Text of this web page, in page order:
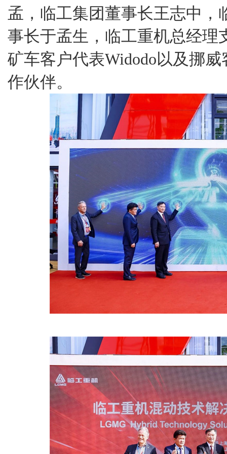
孟，临工集团董事长王志中，
事长于孟生，临工重机总经理
矿车客户代表Widodo以及挪
作伙伴。